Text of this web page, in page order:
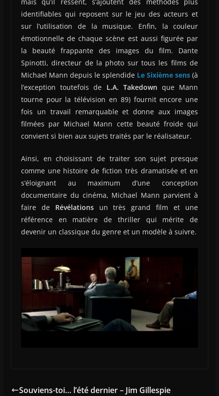
identifiables qui reposent sur le jeu des acteurs et
sur l’utilisation de la musique. Enfin, la couleur
émotionnelle de chaque scène est aussi figurée par
la beauté frappante des images du film. Dante
Spinotti, directeur de la photo sur tous les films de
Michael Mann depuis le splendide Le Sixième sens (à
l’exception toutefois de L.A. Takedown que Mann
tourne pour la télévision en 89) fournit encore une
fois un travail remarquable et donne aux images
filmées par Michael Mann cette beauté froide qui
convient si bien aux sujets traités par le réalisateur.
Ainsi, en choisissant de traiter son sujet presque
comme une histoire de fiction très dramatisée et en
s’éloignant au maximum d’une conception
documentaire du cinéma, Michael Mann parvient à
faire de Révélationsun très grand film et une
référence en matière de thriller qui mérite de
devenir un classique du genre et un modèle à suivre.
Souviens-toi… l’été dernier – Jim Gillespie